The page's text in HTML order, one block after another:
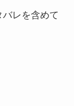
レを含めて